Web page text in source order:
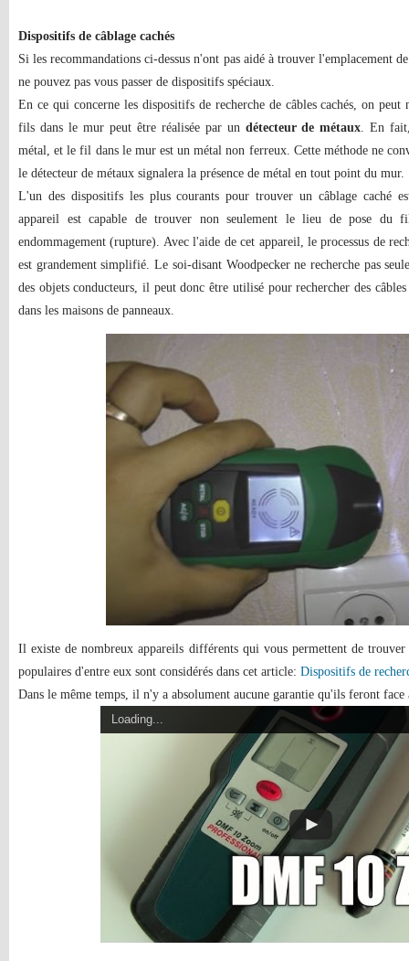
Dispositifs de câblage cachés
Si les recommandations ci-dessus n'ont pas aidé à trouver l'emplacement
ne pouvez pas vous passer de dispositifs spéciaux.
En ce qui concerne les dispositifs de recherche de câbles cachés, on
fils dans le mur peut être réalisée par un détecteur de métaux. En
métal, et le fil dans le mur est un métal non ferreux. Cette méthode ne
le détecteur de métaux signalera la présence de métal en tout point du mur.
L'un des dispositifs les plus courants pour trouver un câblage caché
appareil est capable de trouver non seulement le lieu de pose du
endommagement (rupture). Avec l'aide de cet appareil, le processus de
est grandement simplifié. Le soi-disant Woodpecker ne recherche pas
des objets conducteurs, il peut donc être utilisé pour rechercher des
dans les maisons de panneaux.
Il existe de nombreux appareils différents qui vous permettent de
populaires d'entre eux sont considérés dans cet article: Dispositifs de
Dans le même temps, il n'y a absolument aucune garantie qu'ils feront face
Loading...